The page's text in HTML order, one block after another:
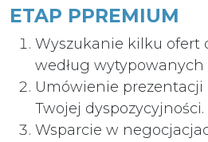
ETAP PPREMIUM
Wyszukanie kilku ofert
według wytypowanych
Umówienie
Twojej dyspozycyjności.
Wsparcie w